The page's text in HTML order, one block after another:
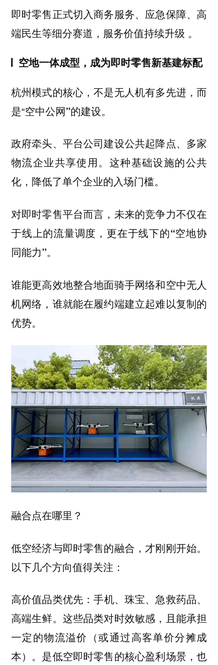
即时零售正式切入商务服务、应急保障、高
端民生等细分赛道，服务价值持续升级 。
空地一体成型，成为即时零售新基建标配
杭州模式的核心，不是无人机有多先进，而
是“空中公网”的建设。
政府牵头、平台公司建设公共起降点、多家
物流企业共享使用。这种基础设施的公共
化，降低了单个企业的入场门槛。
对即时零售平台而言，未来的竞争力不仅在
于线上的流量调度，更在于线下的“空地协
同能力”。
谁能更高效地整合地面骑手网络和空中无人
机网络，谁就能在履约端建立起难以复制的
优势。
融合点在哪里？
低空经济与即时零售的融合，才刚刚开始。
以下几个方向值得关注：
高价值品类优先 ：手机、珠宝、急救药品、
高端生鲜。这些品类对时效敏感，且能承担
一定的物流溢价（或通过高客单价分摊成
本）。是低空即时零售的核心盈利场景，也